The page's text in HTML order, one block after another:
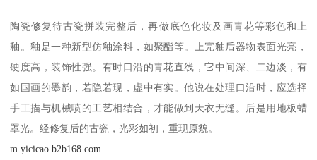
陶瓷修复待古瓷拼装完整后，再做底色化妆及画青花等彩色和上
釉。釉是一种新型仿釉涂料，如聚酯等。上完釉后器物表面光亮，
硬度高，装饰性强。有时口沿的青花直线，它中间深、二边淡，有
如国画的墨韵，若隐若现，虚中有实。他说在处理口沿时，应选择
手工描与机械喷的工艺相结合，才能做到天衣无缝。后是用地板蜡
罩光。经修复后的古瓷，光彩如初，重现原貌。
m.yicicao.b2b168.com